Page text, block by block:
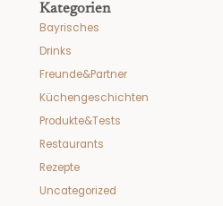
Kategorien
Bayrisches
Drinks
Freunde&Partner
Küchengeschichten
Produkte&Tests
Restaurants
Rezepte
Uncategorized